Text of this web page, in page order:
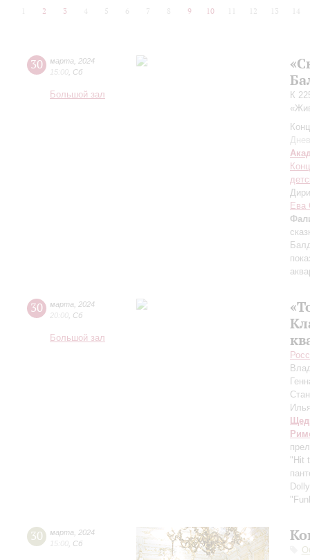
2 3 4 5 6 7 8 9 10 12 13 14
30 марта
2024
15:00 Сб
Большой зал
К
Ева
30 марта
2024
20:00 Сб
Большой зал
"Hit
30 марта
2024
15:00 Сб